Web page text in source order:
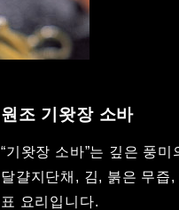
원조 기왓장 소바
“기왓장 소바”는 깊은 풍
달걀지단채, 김, 붉은 무즙,
표 요리입니다.